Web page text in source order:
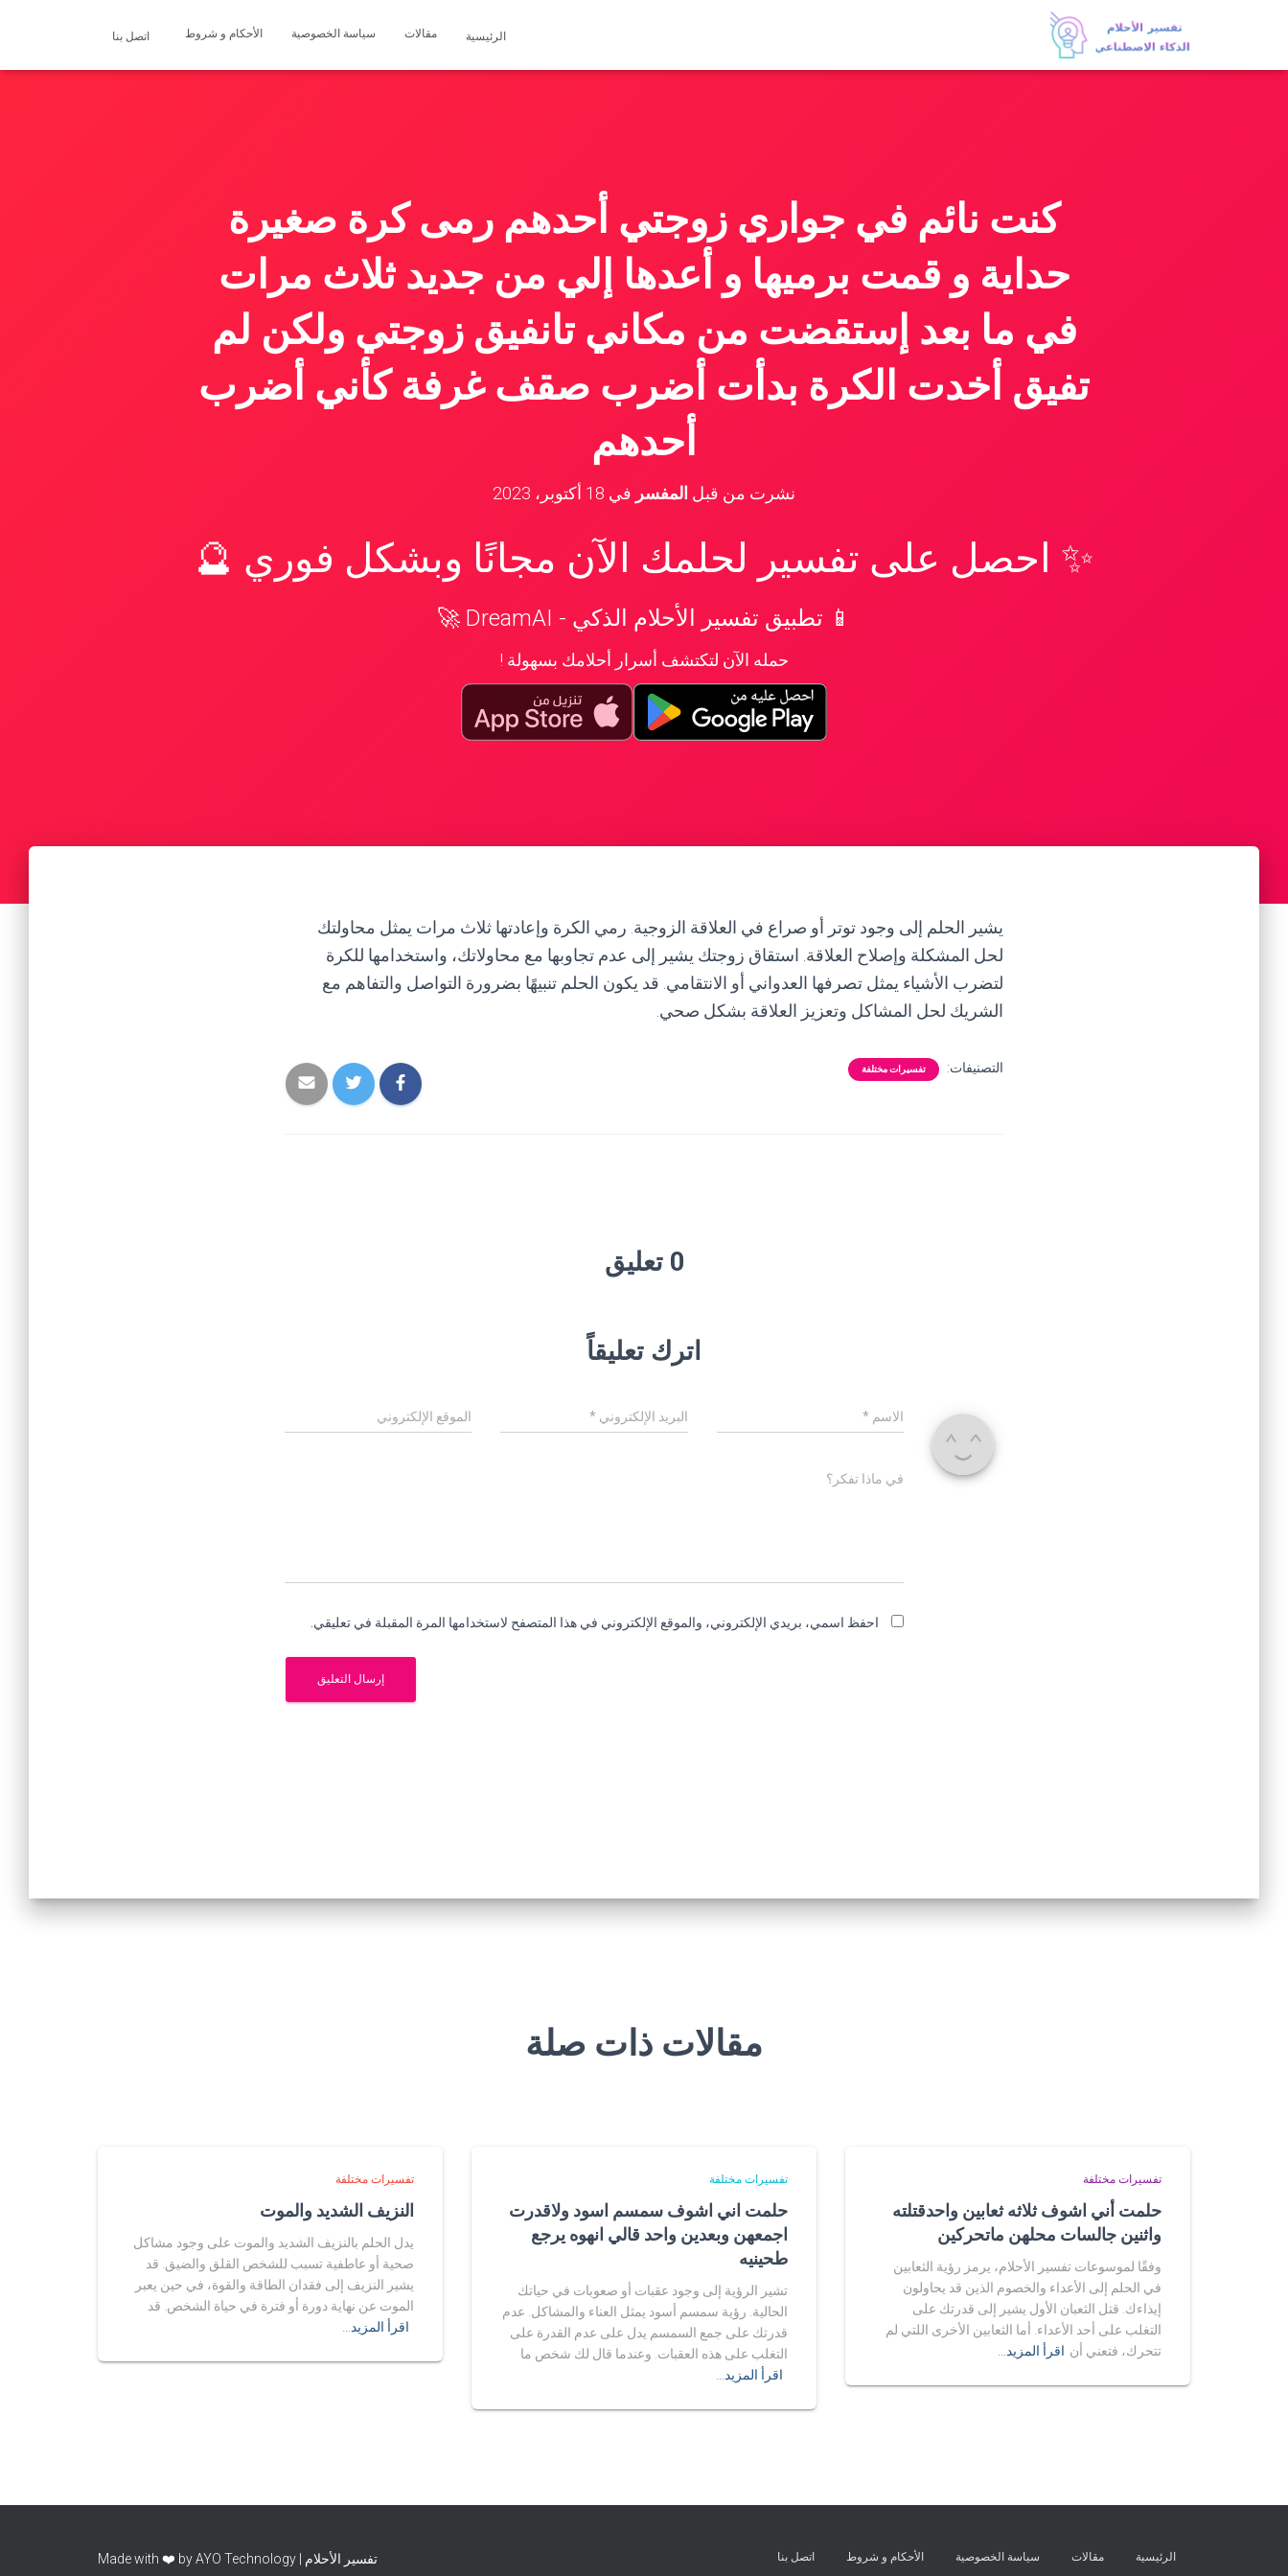
الرئيسية مقالات سياسة الخصوصية الأحكام و شروط اتصل بنا
كنت نائم في جواري زوجتي أحدهم رمى كرة صغيرة
حداية و قمت برميها و أعدها إلي من جديد ثلاث مرات
في ما بعد إستقضت من مكاني تانفيق زوجتي ولكن لم
تفيق أخدت الكرة بدأت أضرب صقف غرفة كأني أضرب
أحدهم
نشرت من قبل المفسر في 18 أكتوبر، 2023
✨ احصل على تفسير لحلمك الآن مجانًا وبشكل فوري 🔮
📱 تطبيق تفسير الأحلام الذكي - DreamAI 🚀
حمله الآن لتكتشف أسرار أحلامك بسهولة !
يشير الحلم إلى وجود توتر أو صراع في العلاقة الزوجية. رمي الكرة وإعادتها ثلاث مرات يمثل محاولتك
لحل المشكلة وإصلاح العلاقة. استقاق زوجتك يشير إلى عدم تجاوبها مع محاولاتك، واستخدامها للكرة
لتضرب الأشياء يمثل تصرفها العدواني أو الانتقامي. قد يكون الحلم تنبيهًا بضرورة التواصل والتفاهم مع
الشريك لحل المشاكل وتعزيز العلاقة بشكل صحي.
التصنيفات: تفسيرات مختلفة
0 تعليق
اترك تعليقاً
الاسم * البريد الإلكتروني * الموقع الإلكتروني
في ماذا تفكر؟
احفظ اسمي، بريدي الإلكتروني، والموقع الإلكتروني في هذا المتصفح لاستخدامها المرة المقبلة في تعليقي.
مقالات ذات صلة
تفسيرات مختلفة
حلمت أني اشوف ثلاثه ثعابين واحدقتلته
واثنين جالسات محلهن ماتحركين
وفقًا لموسوعات تفسير الأحلام، يرمز رؤية الثعابين
في الحلم إلى الأعداء والخصوم الذين قد يحاولون
إيذاءك. قتل الثعبان الأول يشير إلى قدرتك على
التغلب على أحد الأعداء. أما الثعابين الأخرى اللتي لم
تتحرك، فتعني أن اقرأ المزيد…
تفسيرات مختلفة
حلمت اني اشوف سمسم اسود ولاقدرت
اجمعهن وبعدين واحد قالي انهوه يرجع
طحينيه
تشير الرؤية إلى وجود عقبات أو صعوبات في حياتك
الحالية. رؤية سمسم أسود يمثل العناء والمشاكل. عدم
قدرتك على جمع السمسم يدل على عدم القدرة على
التغلب على هذه العقبات. وعندما قال لك شخص ما
اقرأ المزيد…
تفسيرات مختلفة
النزيف الشديد والموت
يدل الحلم بالنزيف الشديد والموت على وجود مشاكل
صحية أو عاطفية تسبب للشخص القلق والضيق. قد
يشير النزيف إلى فقدان الطاقة والقوة، في حين يعبر
الموت عن نهاية دورة أو فترة في حياة الشخص. قد
اقرأ المزيد…
الرئيسية مقالات سياسة الخصوصية الأحكام و شروط اتصل بنا تفسير الأحلام | Made with ❤️ by AYO Technology